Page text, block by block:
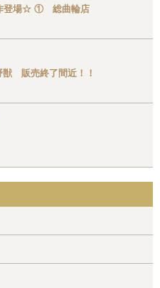
登場☆ ① 総曲輪店
販売終了間近！！